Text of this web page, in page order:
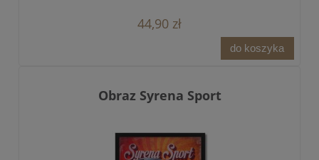
44,90 zł
do koszyka
Obraz Syrena Sport